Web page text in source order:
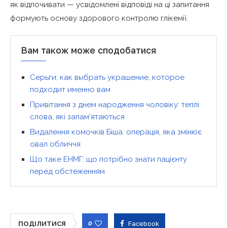
як відпочивати — усвідомлені відповіді на ці запитання
формують основу здорового контролю глікемії.
Вам також може сподобатися
Серьги: как выбрать украшение, которое
подходит именно вам
Привітання з днем народження чоловіку: теплі
слова, які запам’ятаються
Видалення комочків Біша: операція, яка змінює
овал обличчя
Що таке ЕНМГ: що потрібно знати пацієнту
перед обстеженням
ПОДІЛИТИСЯ 0 Facebook